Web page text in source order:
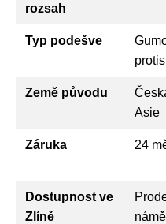
rozsah
Typ podešve
Země původu
Asie
Záruka 24
Dostupnost ve
Zlíně